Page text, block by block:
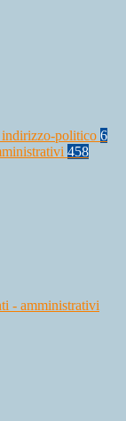
politico 6
458
- amministrativi